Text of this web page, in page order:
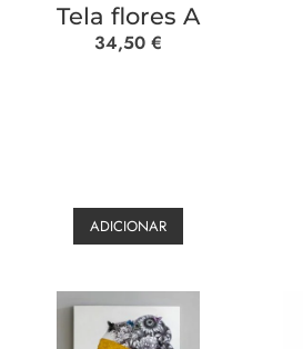
Tela flores A
34,50 €
ADICIONAR